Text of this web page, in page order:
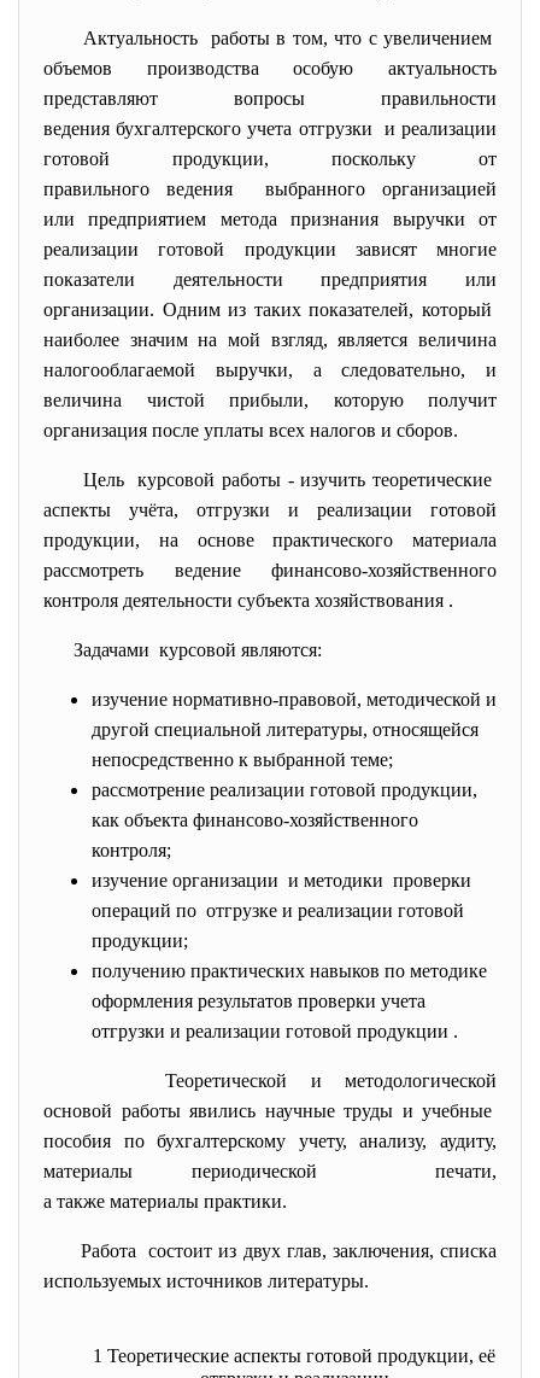
Актуальность работы в том, что с увеличением
объемов производства особую актуальность
представляют вопросы правильности
ведения бухгалтерского учета отгрузки и реализации
готовой продукции, поскольку от
правильного ведения выбранного организацией
или предприятием метода признания выручки от
реализации готовой продукции зависят многие
показатели деятельности предприятия или
организации. Одним из таких показателей, который
наиболее значим на мой взгляд, является величина
налогооблагаемой выручки, а следовательно, и
величина чистой прибыли, которую получит
организация после уплаты всех налогов и сборов.
Цель курсовой работы - изучить теоретические
аспекты учёта, отгрузки и реализации готовой
продукции, на основе практического материала
рассмотреть ведение финансово-хозяйственного
контроля деятельности субъекта хозяйствования .
Задачами курсовой являются:
изучение нормативно-правовой, методической и
другой специальной литературы, относящейся
непосредственно к выбранной теме;
рассмотрение реализации готовой продукции,
как объекта финансово-хозяйственного
контроля;
изучение организации и методики проверки
операций по отгрузке и реализации готовой
продукции;
получению практических навыков по методике
оформления результатов проверки учета
отгрузки и реализации готовой продукции .
Теоретической и методологической
основой работы явились научные труды и учебные
пособия по бухгалтерскому учету, анализу, аудиту,
материалы периодической печати,
а также материалы практики.
Работа состоит из двух глав, заключения, списка
используемых источников литературы.
1 Теоретические аспекты готовой продукции, её